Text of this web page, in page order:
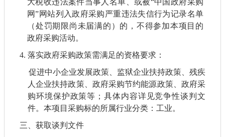
大税收违法案件当事人名单、 或被“中国政府采购
网”网站列入政府采购严重违法失信行为记录名单
（处罚期限尚未届满的） 的 ，不得参加本项目的
政府采购活动。
4. 落实政府采购政策需满足的资格要求：
促进中小企业发展政策、监狱企业扶持政策、残疾
人企业扶持政策、政府采购节约能源政策、政府采
购环境保护政策等；具体内容详见竞争性谈判文
件。本项目采购标的所属行业分类：工业。
三、获取谈判 文件